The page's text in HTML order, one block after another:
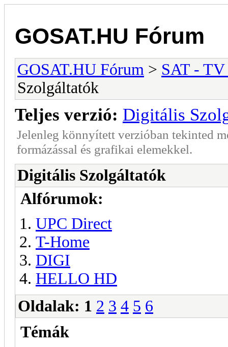
GOSAT.HU Fórum
GOSAT.HU Fórum > SAT -
Szolgáltatók
Teljes verzió: Digitális
Jelenleg könnyített verzióban tekinted
formázással és grafikai elemekkel.
Digitális Szolgáltatók
Alfórumok:
UPC Direct
T-Home
DIGI
HELLO HD
Oldalak: 1 2 3 4 5 6
Témák